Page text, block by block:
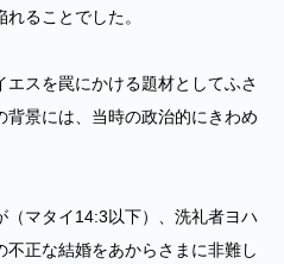
ることでした。
スを罠にかける題材としてふさ
景には、当時の政治的にきわめ
マタイ14:3以下）、洗礼者ヨハ
正な結婚をあからさまに非難し